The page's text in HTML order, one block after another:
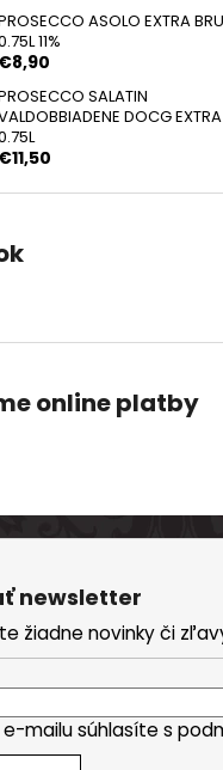
ASOLO EXTRA
11%
€8,90
SALATIN
DOCG
€11,50
online platby
newsletter
žiadne novinky či
mailu súhlasíte s